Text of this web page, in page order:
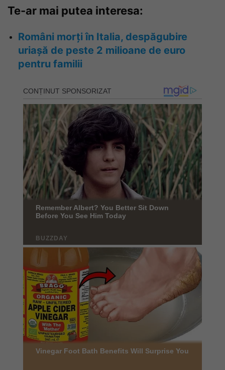
Te-ar mai putea interesa:
Români morți în Italia, despăgubire
uriașă de peste 2 milioane de euro
pentru familii